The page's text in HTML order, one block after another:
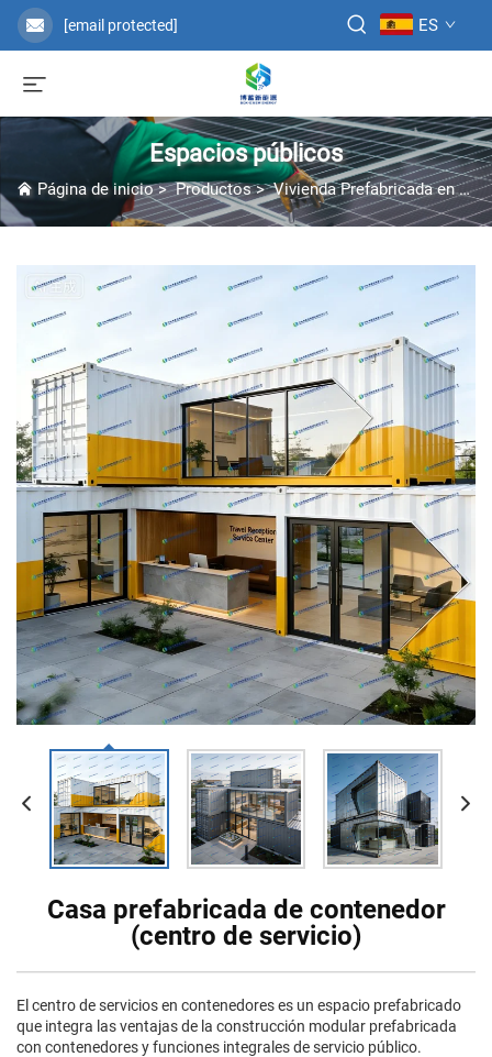
[email protected] ES
Espacios públicos
Página de inicio>Productos>Vivienda Prefabricada en Contenedor
Casa prefabricada de contenedor
(centro de servicio)
El centro de servicios en contenedores es un espacio prefabricado
que integra las ventajas de la construcción modular prefabricada
con contenedores y funciones integrales de servicio público.